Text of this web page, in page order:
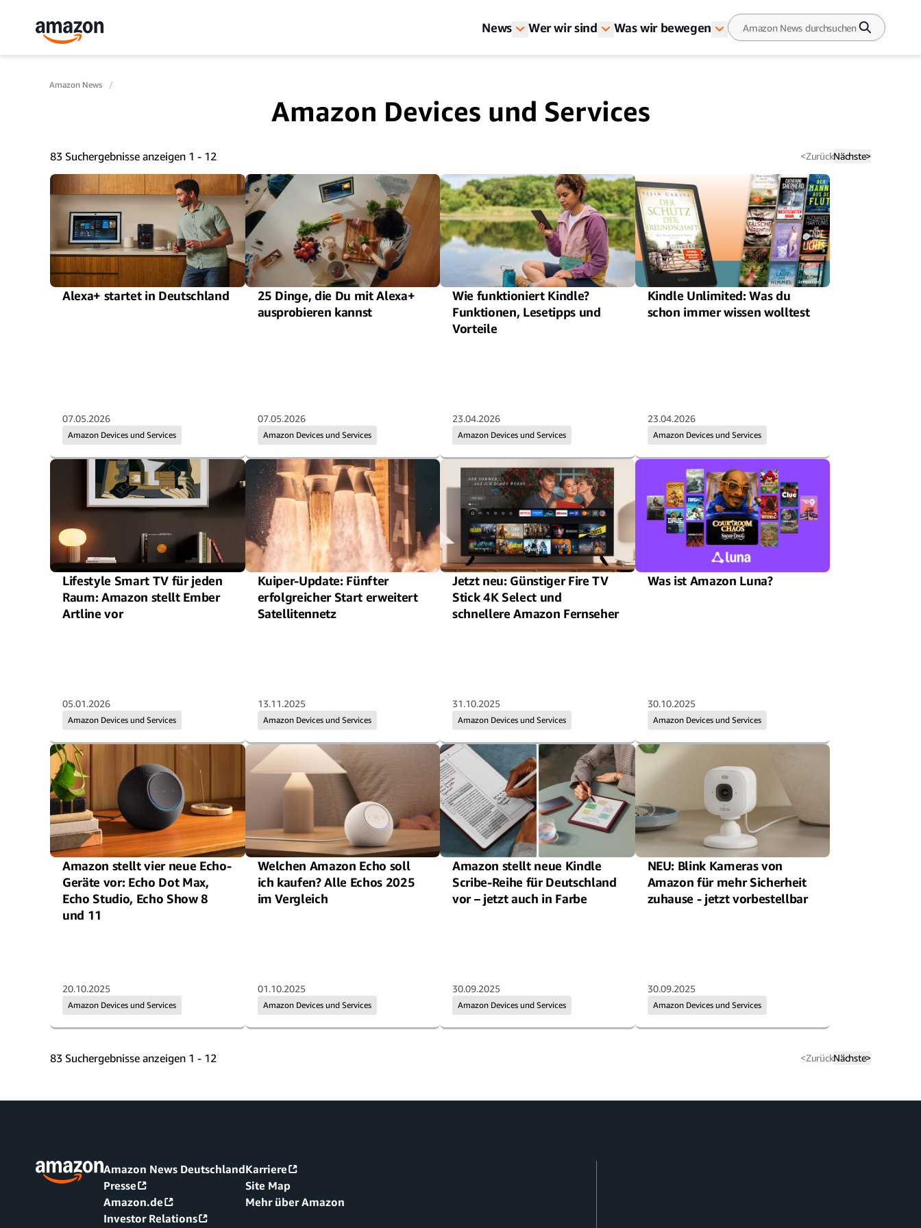
News Wer wir sind Was wir bewegen
Amazon News
Amazon Devices und Services
83 Suchergebnisse anzeigen 1 - 12 <ZurückNächste>
Alexa+ startet in Deutschland
Amazon Devices und Services
07.05.2026
25 Dinge, die Du mit Alexa+
ausprobieren kannst
Amazon Devices und Services
07.05.2026
Wie funktioniert Kindle?
Funktionen, Lesetipps und
Vorteile
Amazon Devices und Services
23.04.2026
Kindle Unlimited: Was du
schon immer wissen wolltest
Amazon Devices und Services
23.04.2026
Lifestyle Smart TV für jeden
Raum: Amazon stellt Ember
Artline vor
Amazon Devices und Services
05.01.2026
Kuiper-Update: Fünfter
erfolgreicher Start erweitert
Satellitennetz
Amazon Devices und Services
13.11.2025
Jetzt neu: Günstiger Fire TV
Stick 4K Select und
schnellere Amazon Fernseher
Amazon Devices und Services
31.10.2025
Was ist Amazon Luna?
Amazon Devices und Services
30.10.2025
Amazon stellt vier neue Echo-
Geräte vor: Echo Dot Max,
Echo Studio, Echo Show 8
und 11
Amazon Devices und Services
20.10.2025
Welchen Amazon Echo soll
ich kaufen? Alle Echos 2025
im Vergleich
Amazon Devices und Services
01.10.2025
Amazon stellt neue Kindle
Scribe-Reihe für Deutschland
vor – jetzt auch in Farbe
Amazon Devices und Services
30.09.2025
NEU: Blink Kameras von
Amazon für mehr Sicherheit
zuhause - jetzt vorbestellbar
Amazon Devices und Services
30.09.2025
83 Suchergebnisse anzeigen 1 - 12 <ZurückNächste>
Amazon News Deutschland
Presse
Amazon.de
Investor Relations
Karriere
Site Map
Mehr über Amazon